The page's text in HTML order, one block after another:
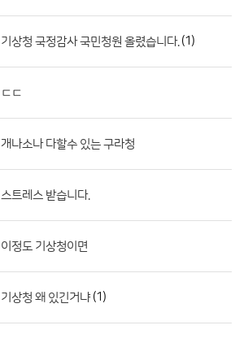
기상청 국정감사 국민청원 올렸습니다. (1)
ㄷㄷ
개나소나 다할수 있는 구라청
스트레스 받습니다.
이정도 기상청이면
기상청 왜 있긴거냐(1)